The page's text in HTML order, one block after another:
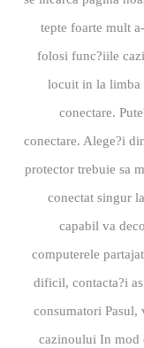
tepte foarte mult
folosi func?iile
locuit in la limba
conectare.
conectare. Alege?i
protector trebuie sa
conectat singur
capabil va
computerele
dificil, contacta?i
consumatori Pasul,
cazinoului In mod